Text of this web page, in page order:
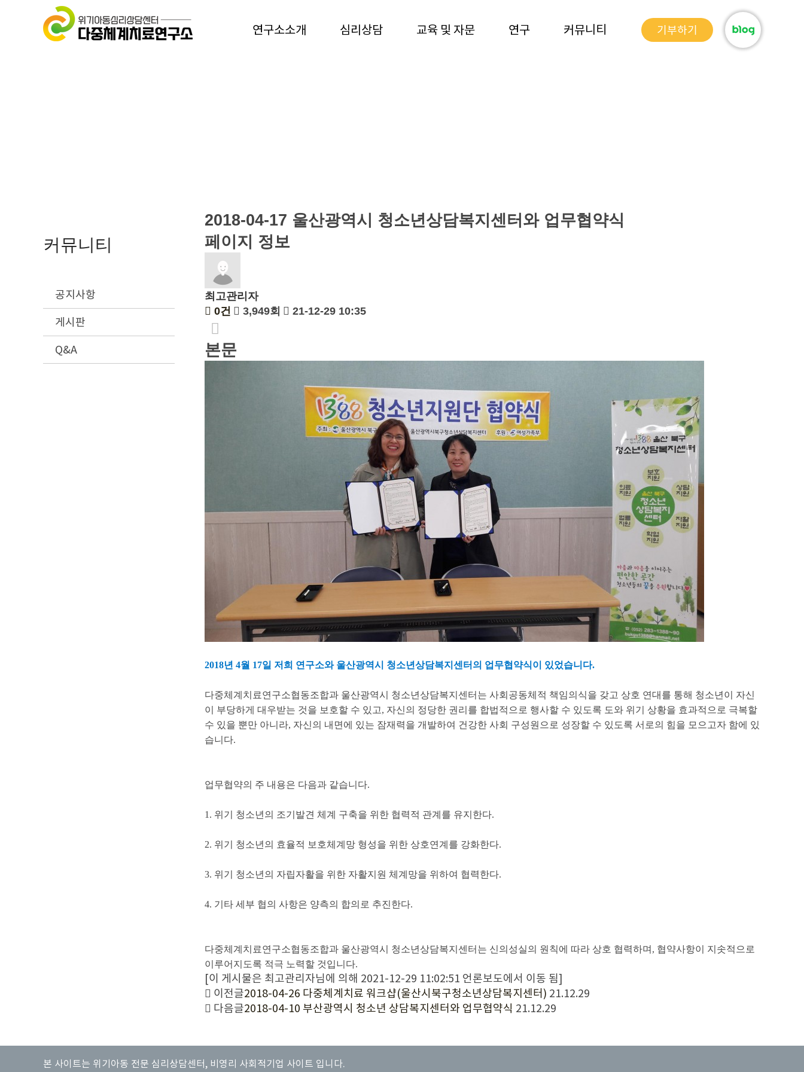
연구소소개 심리상담 교육 및 자문 연구 커뮤니티 기부하기
커뮤니티
공지사항
게시판
Q&A
2018-04-17 울산광역시 청소년상담복지센터와 업무협약식
페이지 정보
최고관리자
0건
3,949회 21-12-29 10:35
본문
2018년 4월 17일 저희 연구소와 울산광역시 청소년상담복지센터의 업무협약식이 있었습니다.
다중체계치료연구소협동조합과 울산광역시 청소년상담복지센터는 사회공동체​적 책임의식을 갖고 상호 연대를 통해 청소년이 자신
이 부당하게 대우받는 것을 보호할 수 있고, 자신의 정당한 권리를 합법적으로 행사할 수 있도록 도와 위기 상황을 효과적으로 극복할
수 있을 뿐만 아니라, 자신의 내면에 있는 잠재력을 개발하여 건강한 사회 구성원으로 성장할 수 있도록 서로의 힘을 모으고자 함에 있
습니다.
업무협약의 주 내용은 다음과 같습니다.
1. 위기 청소년의 조기발견 체계 구축을 위한 협력적 관계를 유지한다.
2. 위기 청소년의 효율적 보호체계망 형성을 위한 상호연계를 강화한다.
3. 위기 청소년의 자립자활을 위한 자활지원 체계망을 위하여 협력한다.
4. 기타 세부 협의 사항은 양측의 합의로 추진한다.
다중체계치료연구소협동조합과 울산광역시 청소년상담복지센터는 신의성실의 원칙에 따라 상호 협력하며, 협약사항이 지솟적으로
이루어지도록 적극 노력할 것입니다.​
[이 게시물은 최고관리자님에 의해 2021-12-29 11:02:51 언론보도에서 이동 됨]
이전글2018-04-26 다중체계치료 워크샵(울산시북구청소년상담복지센터) 21.12.29
다음글2018-04-10 부산광역시 청소년 상담복지센터와 업무협약식 21.12.29
본 사이트는 위기아동 전문 심리상담센터, 비영리 사회적기업 사이트 입니다.